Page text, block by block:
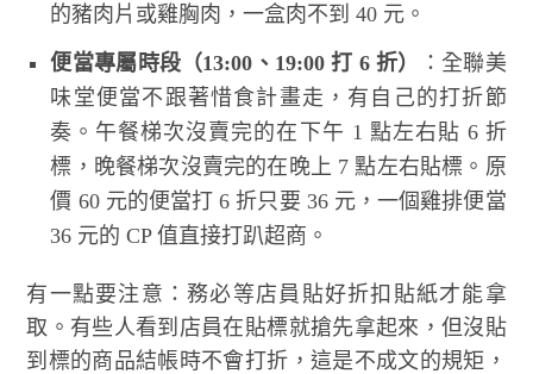
的豬肉片或雞胸肉，一盒肉不到 40 元。
便當專屬時段（13:00、19:00 打 6 折）
：全聯美
味堂便當不跟著惜食計畫走，有自己的打折節
奏。午餐梯次沒賣完的在下午 1 點左右貼 6 折
標，晚餐梯次沒賣完的在晚上 7 點左右貼標。原
價 60 元的便當打 6 折只要 36 元，一個雞排便當
36 元的 CP 值直接打趴超商。
有一點要注意：務必等店員貼好折扣貼紙才能拿
取。有些人看到店員在貼標就搶先拿起來，但沒貼
到標的商品結帳時不會打折，這是不成文的規矩，